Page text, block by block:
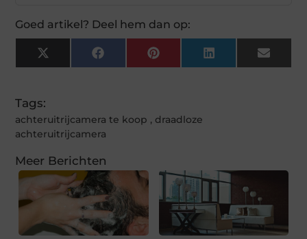
Goed artikel? Deel hem dan op:
X
(Twitter)
FacebookPinterestLinkedInEmail
Tags:
achteruitrijcamera te koop , draadloze
achteruitrijcamera
Meer Berichten